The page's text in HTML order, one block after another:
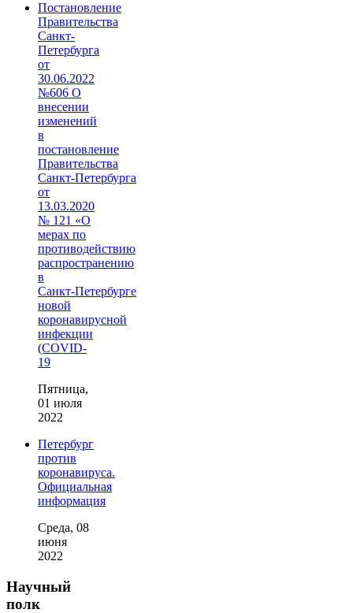
Постановление
Правительства
Санкт-
Петербурга
от
30.06.2022
№606 О
внесении
изменений
в
постановление
Правительства
Санкт‑Петербурга
от
13.03.2020
№ 121 «О
мерах по
противодействию
распространению
в
Санкт‑Петербурге
новой
коронавирусной
инфекции
(COVID-
19
Пятница,
01 июля
2022
Петербург
против
коронавируса.
Официальная
информация
Среда, 08
июня
2022
Научный
полк